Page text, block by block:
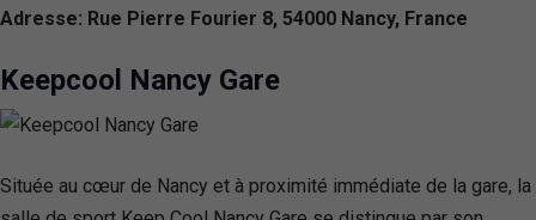
Adresse: Rue Pierre Fourier 8, 54000 Nancy, France
Keepcool Nancy Gare
Située au cœur de Nancy et à proximité immédiate de la gare, la